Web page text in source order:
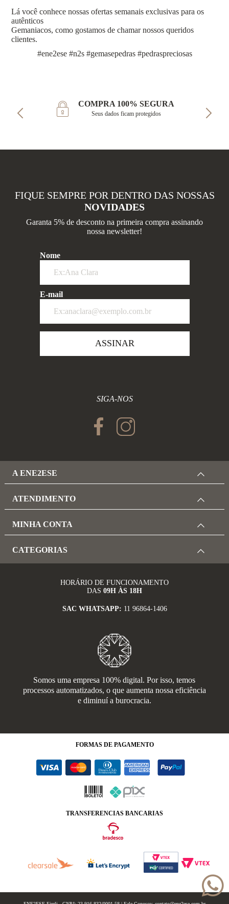
Lá você conhece nossas ofertas semanais exclusivas para os
autênticos
Gemaniacos, como gostamos de chamar nossos queridos
clientes.
#ene2ese #n2s #gemasepedras #pedraspreciosas
COMPRA 100% SEGURA
Seus dados ficam protegidos
FIQUE SEMPRE POR DENTRO DAS NOSSAS
NOVIDADES
Garanta 5% de desconto na primeira compra assinando
nossa newsletter!
Nome
E-mail
ASSINAR
SIGA-NOS
A ENE2ESE
ATENDIMENTO
MINHA CONTA
CATEGORIAS
HORÁRIO DE FUNCIONAMENTO
DAS 09H ÀS 18H
SAC WHATSAPP: 11 96864-1406
Somos uma empresa 100% digital. Por isso, temos
processos automatizados, o que aumenta nossa eficiência
e diminuí a burocracia.
FORMAS DE PAGAMENTO
TRANSFERENCIAS BANCARIAS